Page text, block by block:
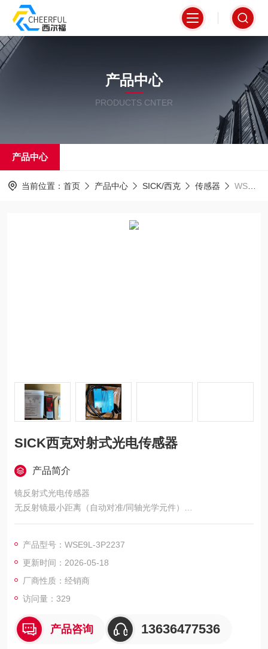
产品中心
PRODUCTS CNTER
产品中心
当前位置： 首页 产品中心 SICK/西克 传感器 WSE9L-3P2237SICK西克对射式光电传感器
SICK西克对射式光电传感器
产品简介
镜反射式光电传感器
无反射镜最小距离（自动对准/同轴光学元件）
SICK西克镜反射式光电传感器
SICK西克对射式光电传感器
产品型号：WSE9L-3P2237
更新时间：2026-05-18
厂商性质：经销商
访问量：329
产品咨询 13636477536